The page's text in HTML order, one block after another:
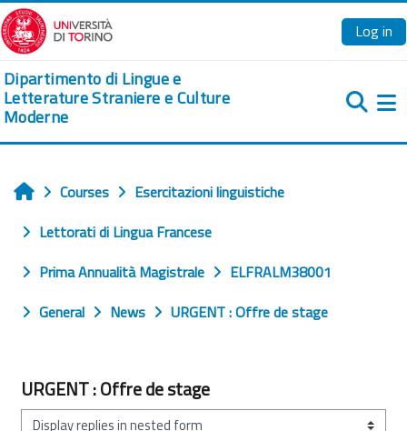
Skip to main content
Log in
Dipartimento di Lingue e
Letterature Straniere e Culture
Moderne
Home
Courses
Esercitazioni linguistiche
Lettorati di Lingua Francese
Prima Annualità Magistrale
ELFRALM38001
General
News URGENT : Offre de stage
URGENT : Offre de stage
Display mode